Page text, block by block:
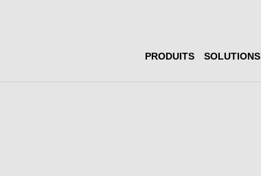
PRODUITS SOLUTIONS